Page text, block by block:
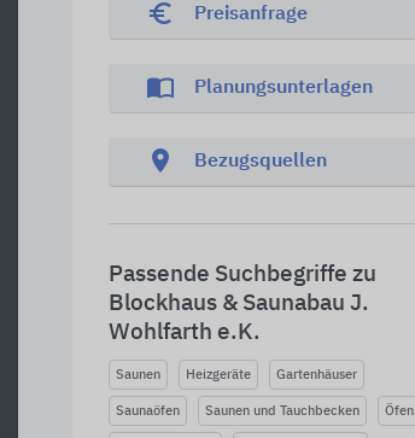
euro_symbol Preisanfrage
import_contacts Planungsunterlagen
location_on Bezugsquellen
Passende Suchbegriffe zu
Blockhaus & Saunabau J.
Wohlfarth e.K.
Saunen Heizgeräte Gartenhäuser
Saunaöfen Saunen und Tauchbecken Öfen